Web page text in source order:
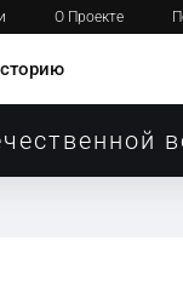
О Проекте